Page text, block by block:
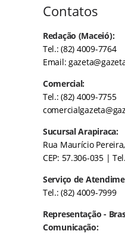
Contatos
Redação (Maceió):
Tel.: (82) 4009-7764
Email:
Comercial:
Tel.: (82) 4009-7755
Sucursal Arapiraca:
Rua Maurício
CEP: 57.306-035 |
Serviço de
Tel.: (82) 4009-7999
Representação -
Comunicação: